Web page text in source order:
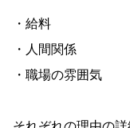
・給料
・人間関係
・職場の雰囲気